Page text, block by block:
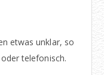
etwas unklar, so
telefonisch.